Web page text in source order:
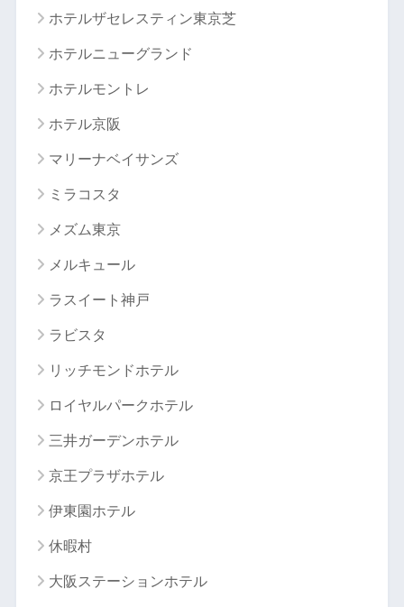
ホテルザセレスティン東京芝
ホテルニューグランド
ホテルモントレ
ホテル京阪
マリーナベイサンズ
ミラコスタ
メズム東京
メルキュール
ラスイート神戸
ラビスタ
リッチモンドホテル
ロイヤルパークホテル
三井ガーデンホテル
京王プラザホテル
伊東園ホテル
休暇村
大阪ステーションホテル